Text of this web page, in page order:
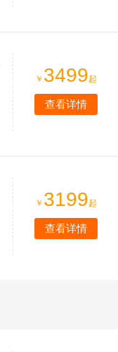
￥ 3499起
查看详情
￥ 3199起
查看详情